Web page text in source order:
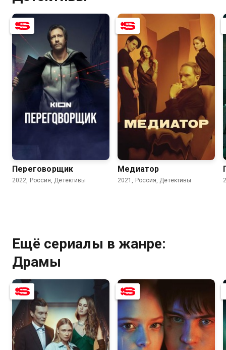
7.8
Переговорщик
2022, Россия, Детективы
6.8
Медиатор
2021, Россия, Детективы
Ещё сериалы в жанре:
Драмы